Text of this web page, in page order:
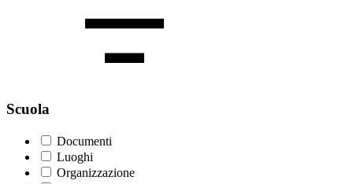
Scuola
Documenti
Luoghi
Organizzazione